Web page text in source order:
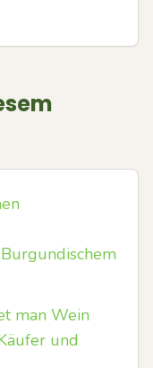
man Wein
und